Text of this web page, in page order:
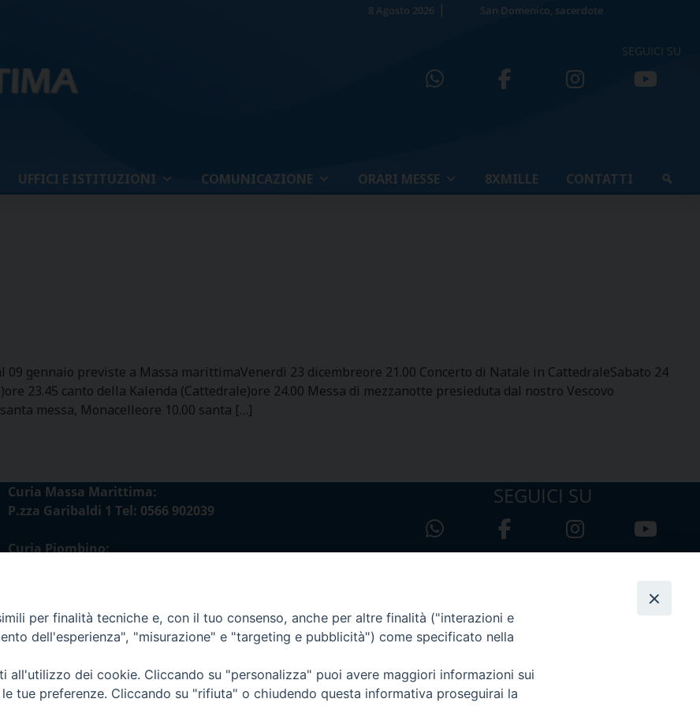
8 Agosto 2026 San Domenico, sacerdote
SEGUICI SU
UFFICI E ISTITUZIONI COMUNICAZIONE ORARI MESSE 8XMILLE CONTATTI
gennaio previste a Massa marittimaVenerdì 23 dicembreore 21.00 Concerto di Natale in CattedraleSabato 24
23.45 canto della Kalenda (Cattedrale)ore 24.00 Messa di mezzanotte presieduta dal nostro Vescovo
messa, Monacelleore 10.00 santa […]
Curia Massa Marittima:
P.zza Garibaldi 1 Tel: 0566 902039
Curia Piombino:
curia@diocesimassamarittima.it
SEGUICI SU
di Massa Marittima - Piombino
per finalità tecniche e, con il tuo consenso, anche per altre finalità ("interazioni e
dell'esperienza", "misurazione" e "targeting e pubblicità") come specificato nella
all'utilizzo dei cookie. Cliccando su "personalizza" puoi avere maggiori informazioni sui
tue preferenze. Cliccando su "rifiuta" o chiudendo questa informativa proseguirai la